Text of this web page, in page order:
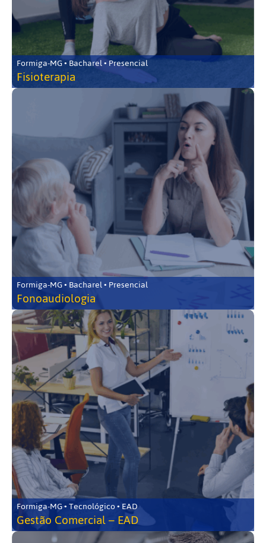
Formiga-MG • Bacharel • Presencial
Fisioterapia
Formiga-MG • Bacharel • Presencial
Fonoaudiologia
Formiga-MG • Tecnológico • EAD
Gestão Comercial – EAD